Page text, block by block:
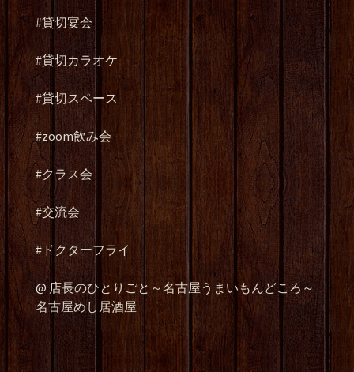
#貸切宴会
#貸切カラオケ
#貸切スペース
#zoom飲み会
#クラス会
#交流会
#ドクターフライ
@ 店長のひとりごと～名古屋うまいもんどころ～
名古屋めし居酒屋